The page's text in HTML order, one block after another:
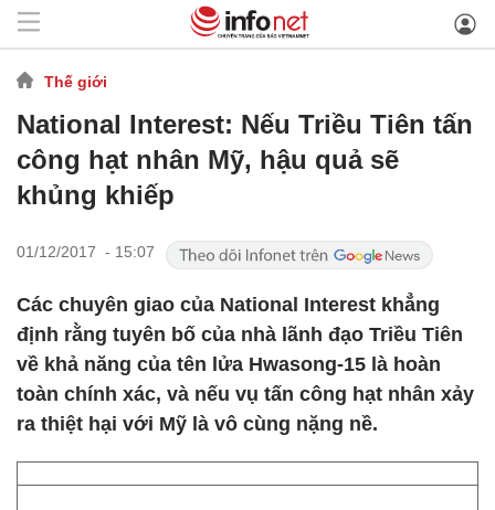
Thế giới
National Interest: Nếu Triều Tiên tấn
công hạt nhân Mỹ, hậu quả sẽ
khủng khiếp
01/12/2017 - 15:07
Các chuyên giao của National Interest khẳng
định rằng tuyên bố của nhà lãnh đạo Triều Tiên
về khả năng của tên lửa Hwasong-15 là hoàn
toàn chính xác, và nếu vụ tấn công hạt nhân xảy
ra thiệt hại với Mỹ là vô cùng nặng nề.